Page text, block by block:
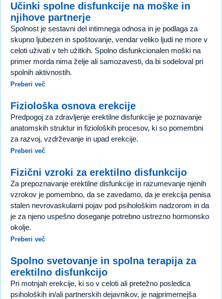
Učinki spolne disfunkcije na moške in
njihove partnerje
Spolnost je sestavni del intimnega odnosa in je podlaga za
skupno ljubezen in spoštovanje, vendar veliko ljudi ne more v
celoti uživati v teh užitkih. Spolno disfunkcionalen moški na
primer morda nima želje ali samozavesti, da bi sodeloval pri
spolnih aktivnostih.
Preberi več
Fiziološka osnova erekcije
Predpogoj za zdravljenje erektilne disfunkcije je poznavanje
anatomskih struktur in fizioloških procesov, ki so pomembni
za razvoj, vzdrževanje in upad erekcije.
Preberi več
Fizični vzroki za erektilno disfunkcijo
Za prepoznavanje erektilne disfunkcije in razumevanje njenih
vzrokov je pomembno, da se zavedamo, da je erekcija penisa
stalen nevrovaskularni pojav pod psihološkim nadzorom in da
je za njeno uspešno doseganje potrebno ustrezno hormonsko
okolje.
Preberi več
Spolno svetovanje in spolna terapija za
erektilno disfunkcijo
Pri motnjah erekcije, ki so v celoti ali pretežno posledica
psiholoških in/ali partnerskih dejavnikov, je najprimernejša